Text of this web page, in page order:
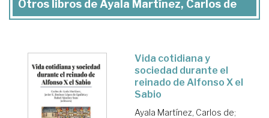
Otros libros de Ayala Martínez, Carlos de
Vida cotidiana y
sociedad durante el
reinado de Alfonso X el
Sabio
Ayala Martínez, Carlos de;